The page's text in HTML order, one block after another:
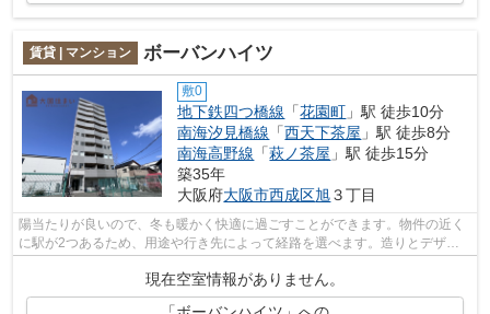
賃貸 | マンション ボーバンハイツ
敷0
地下鉄四つ橋線 「花園町 」駅 徒歩10分
南海汐見橋線 「西天下茶屋 」駅 徒歩8分
南海高野線 「萩ノ茶屋 」駅 徒歩15分
築35年
大阪府大阪市西成区旭３丁目
陽当たりが良いので、冬も暖かく快適に過ごすことができます。物件の近く
に駅が2つあるため、用途や行き先によって経路を選べます。造りとデザイ
現在空室情報がありません。